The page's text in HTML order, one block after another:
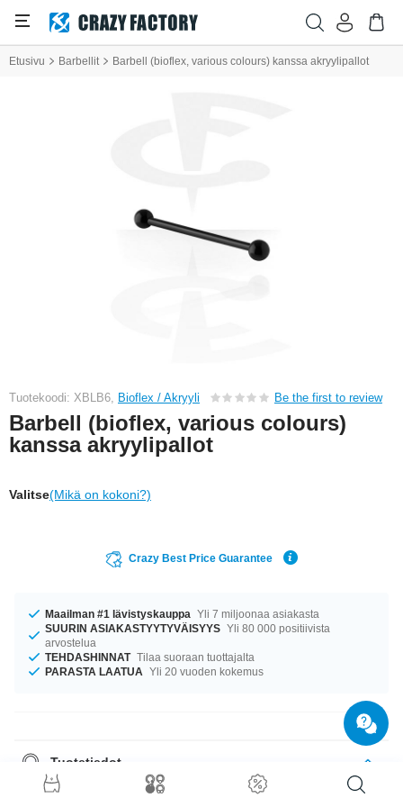
Etusivu Barbellit Barbell (bioflex, various colours) kanssa akryylipallot
Tuotekoodi: XBLB6, Bioflex / Akryyli Be the first to review
Barbell (bioflex, various colours)
kanssa akryylipallot
Valitse(Mikä on kokoni?)
Crazy Best Price Guarantee
Maailman #1 lävistyskauppa Yli 7 miljoonaa asiakasta
SUURIN ASIAKASTYYTYVÄISYYS Yli 80 000 positiivista
arvostelua
TEHDASHINNAT Tilaa suoraan tuottajalta
PARASTA LAATUA Yli 20 vuoden kokemus
Tuotetiedot
Tuote odottaa sinua koossa 1.6 mm. Saatavana pituudessa 28 mm.